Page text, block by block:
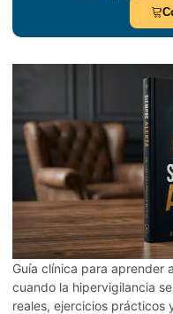
Guía clínica para aprender
cuando la hipervigilancia
reales, ejercicios prácticos